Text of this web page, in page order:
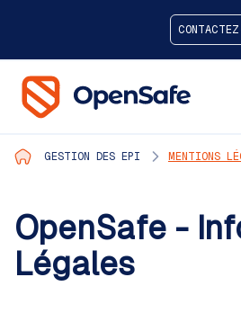
GESTION DES EPI MENTIONS
OpenSafe -
Légales